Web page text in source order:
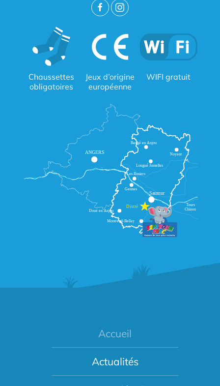
Chaussettes
obligatoires
Jeux d’origine
européenne
WIFI gratuit
Accueil
Actualités